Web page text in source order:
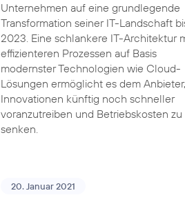
Unternehmen auf eine grundlegende
Transformation seiner IT-Landschaft
2023. Eine schlankere IT-Architektur
effizienteren Prozessen auf Basis
modernster Technologien wie Cloud-
Lösungen ermöglicht es dem Anbieter,
Innovationen künftig noch schneller
voranzutreiben und Betriebskosten zu
senken.
20. Januar 2021